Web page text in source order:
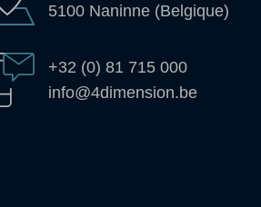
5100 Naninne (Belgique)
+32 (0) 81 715 000
info@4dimension.be